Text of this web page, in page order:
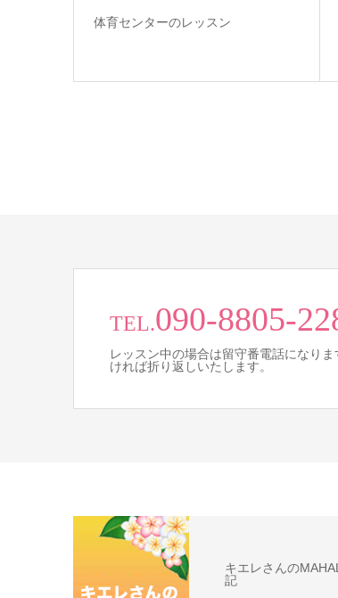
体育センターのレッスン
TEL.090-8805-
レッスン中の場合は留守番電話になり
ければ折り返しいたします。
キエレさんの
記